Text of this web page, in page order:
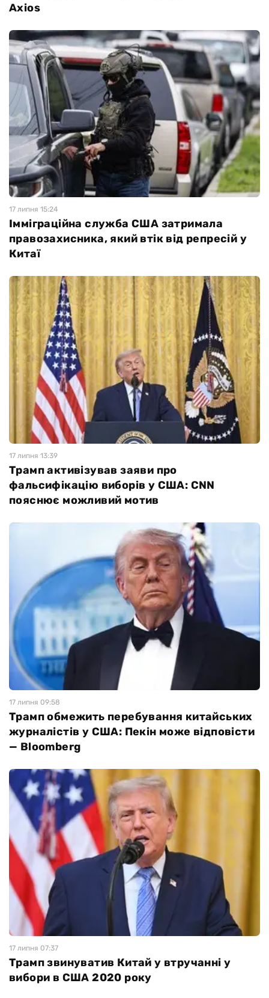
Axios
17 липня 15:24
Імміграційна служба США затримала
правозахисника, який втік від репресій у
Китаї
17 липня 13:39
Трамп активізував заяви про
фальсифікацію виборів у США: CNN
пояснює можливий мотив
17 липня 09:58
Трамп обмежить перебування китайських
журналістів у США: Пекін може відповісти
— Bloomberg
17 липня 07:37
Трамп звинуватив Китай у втручанні у
вибори в США 2020 року